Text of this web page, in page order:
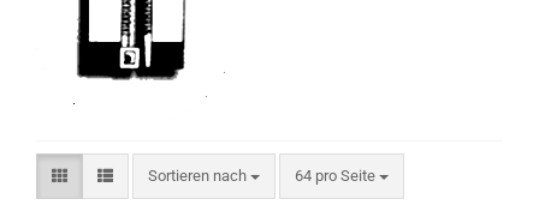
Sortieren nach
Sortieren nach 64 pro Seite
pro Seite